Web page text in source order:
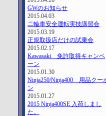
GWのお知らせ
2015.04.03
二輪車安全運転実技講習会
2015.03.19
正規取扱店だけの試乗会
2015.02.17
Kawasaki 免許取得キャンペ
ーン
2015.01.30
Ninja250/Ninja400 用品クー
ン
2015.01.27
2015 Ninja400SE 入荷しまし
た。